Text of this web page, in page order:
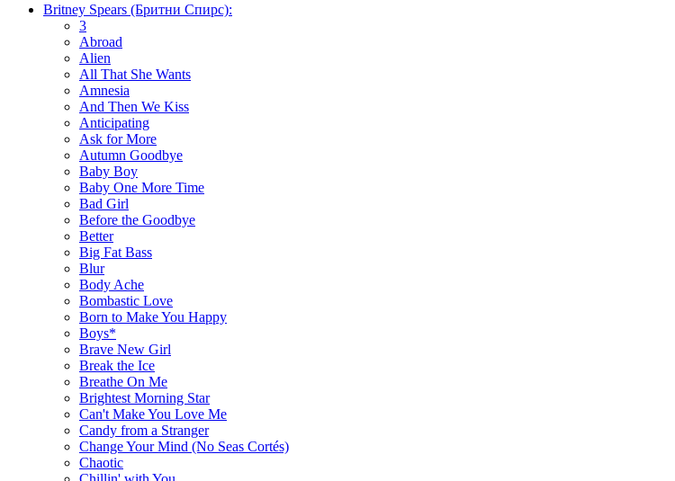
Britney Spears (Бритни Спирс):
3
Abroad
Alien
All That She Wants
Amnesia
And Then We Kiss
Anticipating
Ask for More
Autumn Goodbye
Baby Boy
Baby One More Time
Bad Girl
Before the Goodbye
Better
Big Fat Bass
Blur
Body Ache
Bombastic Love
Born to Make You Happy
Boys*
Brave New Girl
Break the Ice
Breathe On Me
Brightest Morning Star
Can't Make You Love Me
Candy from a Stranger
Change Your Mind (No Seas Cortés)
Chaotic